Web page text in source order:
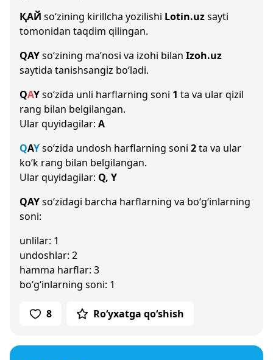
ҚАЙ so‘zining kirillcha yozilishi Lotin.uzsayti
tomonidan taqdim qilingan.
QAYso‘zining ma’nosi va izohi bilan Izoh.uz
saytida tanishsangiz bo‘ladi.
QAYso‘zida unli harflarning soni 1 ta va ular qizil
rang bilan belgilangan.
Ular quyidagilar: A
QAYso‘zida undosh harflarning soni 2ta va ular
ko‘k rang bilan belgilangan.
Ular quyidagilar: Q, Y
QAYso‘zidagi barcha harflarning va bo‘g‘inlarning
soni:
unlilar: 1
undoshlar: 2
hamma harflar: 3
bo‘g‘inlarning soni: 1
8 Ro‘yxatga qo‘shish